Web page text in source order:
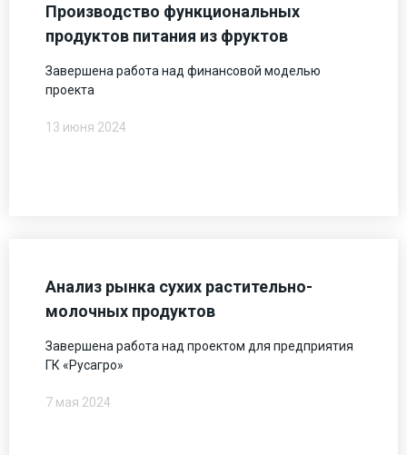
Производство функциональных
продуктов питания из фруктов
Завершена работа над финансовой моделью
проекта
13 июня 2024
Анализ рынка сухих растительно-
молочных продуктов
Завершена работа над проектом для предприятия
ГК «Русагро»
7 мая 2024